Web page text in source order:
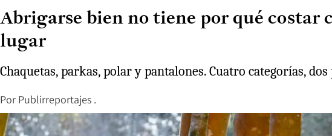
Abrigarse bien no tiene por qué costar
lugar
Chaquetas, parkas, polar y pantalones. Cuatro categorías,
Por Publirreportajes .